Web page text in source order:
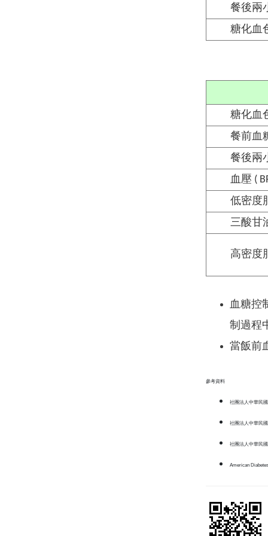
餐後兩
糖化血
糖化血
餐前血
餐後兩
血壓 (
低密度
三酸甘
高密度
血糖控
制過程
當飯前
參考資料
社團法人中華民
社團法人中華民
社團法人中華民
American